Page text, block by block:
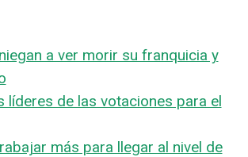
a ver morir su franquicia y
líderes de las votaciones para el
más para llegar al nivel de